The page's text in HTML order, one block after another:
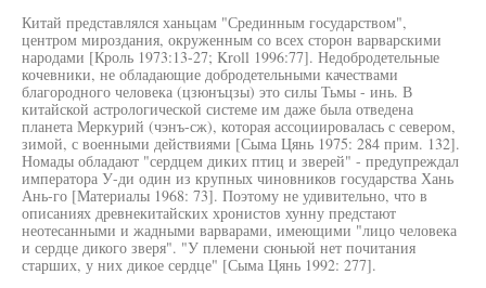
Китай представлялся ханьцам "Срединным государством",
центром мироздания, окруженным со всех сторон варварскими
народами [Кроль 1973:13-27; Kroll 1996:77]. Недобродетельные
кочевники, не обладающие добродетельными качествами
благородного человека (цзюнъцзы) это силы Тьмы - инь. В
китайской астрологической системе им даже была отведена
планета Меркурий (чэнъ-сж), которая ассоциировалась с севером,
зимой, с военными действиями [Сыма Цянь 1975: 284 прим. 132].
Номады обладают "сердцем диких птиц и зверей" - предупреждал
императора У-ди один из крупных чиновников государства Хань
Ань-го [Материалы 1968: 73]. Поэтому не удивительно, что в
описаниях древнекитайских хронистов хунну предстают
неотесанными и жадными варварами, имеющими "лицо человека
и сердце дикого зверя". "У племени сюньюй нет почитания
старших, у них дикое сердце" [Сыма Цянь 1992: 277].